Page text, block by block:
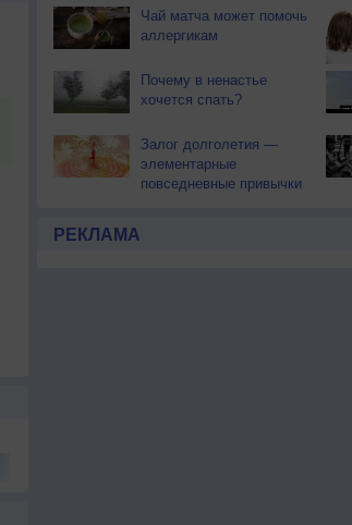
Чай матча может помочь
аллергикам
Почему в ненастье
хочется спать?
Залог долголетия —
элементарные
повседневные привычки
РЕКЛАМА